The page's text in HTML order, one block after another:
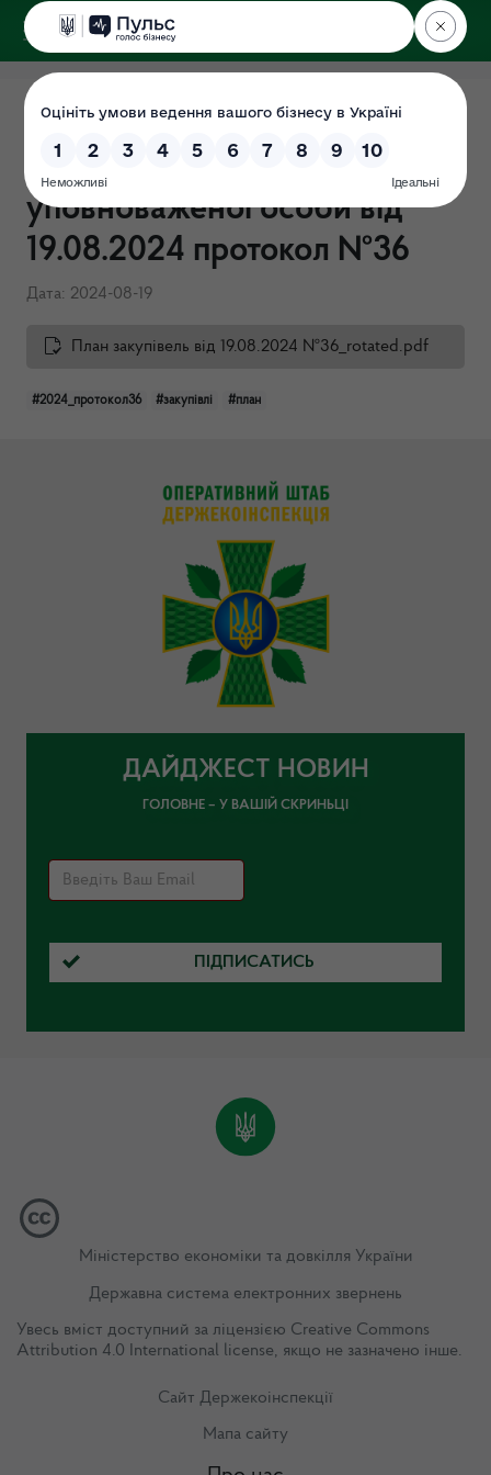
ДЕРЖЕКОІНСПЕКЦІЯ
Поліського округу
Річні плани закупівель на
2024 (затверджено в.о
уповноваженої особи від
19.08.2024 протокол №36
Дата: 2024-08-19
План закупівель від 19.08.2024 №36_rotated.pdf
#2024_протокол36 #закупівлі #план
ДАЙДЖЕСТ НОВИН
ГОЛОВНЕ – У ВАШІЙ СКРИНЬЦІ
ПІДПИСАТИСЬ
Міністерство економіки та довкілля України
Державна система електронних звернень
Увесь вміст доступний за ліцензією Creative Commons
Attribution 4.0 International license, якщо не зазначено інше.
Сайт Держекоінспекції
Мапа сайту